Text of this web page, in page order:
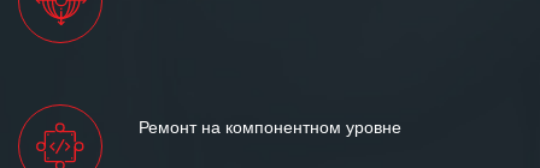
Ремонт на компонентном уровне